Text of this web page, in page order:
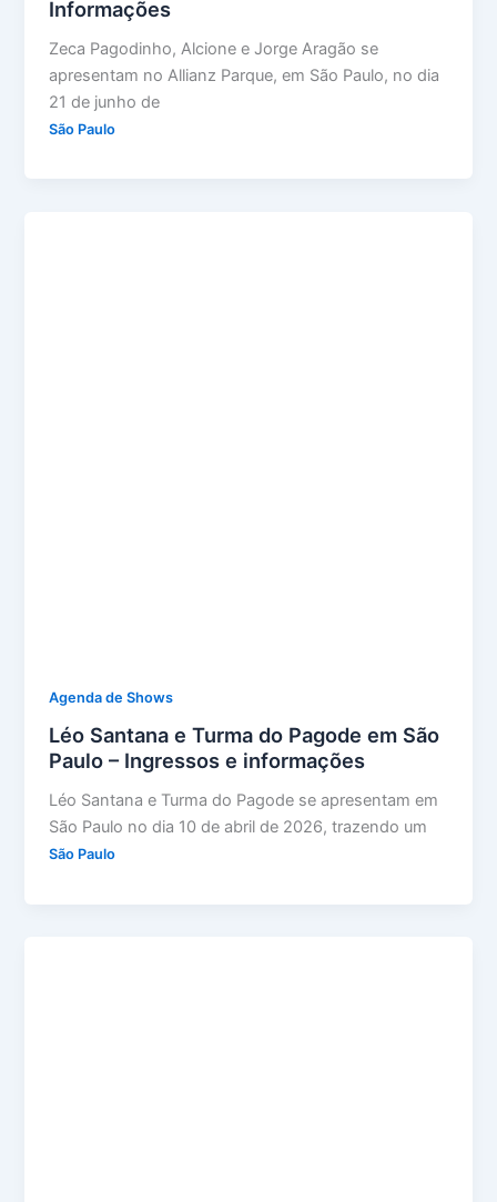
Informações
Zeca Pagodinho, Alcione e Jorge Aragão se
apresentam no Allianz Parque, em São Paulo, no dia
21 de junho de
São Paulo
Agenda de Shows
Léo Santana e Turma do Pagode em São
Paulo – Ingressos e informações
Léo Santana e Turma do Pagode se apresentam em
São Paulo no dia 10 de abril de 2026, trazendo um
São Paulo